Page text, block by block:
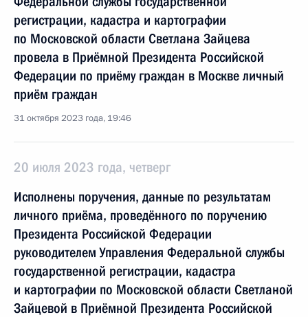
регистрации, кадастра и картографии
по Московской области Светлана Зайцева
провела в Приёмной Президента Российской
Федерации по приёму граждан в Москве личный
приём граждан
31 октября 2023 года, 19:46
20 июля 2023 года, четверг
Исполнены поручения, данные по результатам
личного приёма, проведённого по поручению
Президента Российской Федерации
руководителем Управления Федеральной службы
государственной регистрации, кадастра
и картографии по Московской области Светланой
Зайцевой в Приёмной Президента Российской